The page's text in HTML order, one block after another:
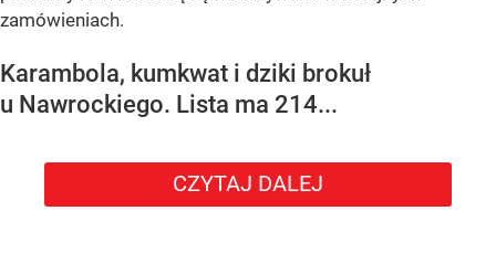
zamówieniach.
Karambola, kumkwat i dziki brokuł
u Nawrockiego. Lista ma 214...
CZYTAJ DALEJ